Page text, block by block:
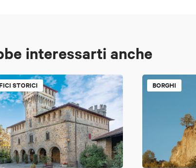
interessarti anche
STORICI BORGHI